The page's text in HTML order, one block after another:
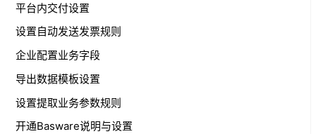
平台内交付设置
设置自动发送发票规则
企业配置业务字段
导出数据模板设置
设置提取业务参数规则
开通Basware说明与设置